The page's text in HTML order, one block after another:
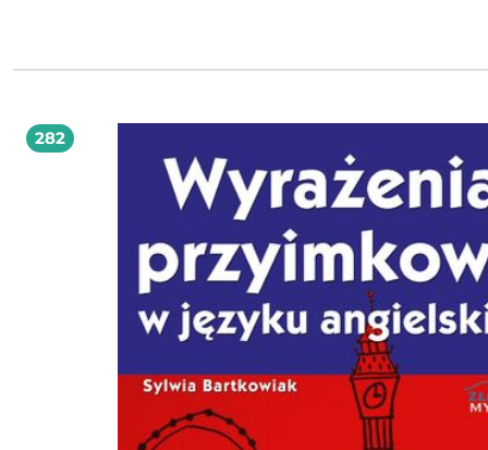
Zdobędziesz m.in. wiedzę o tym: * jak wykorzystać nieodpartą siłę pierwszego
ciebie, sprzedawco); * jak dopasować się do płci biologicznej i kulturowej klienta,
by twój sposób sprzedaży przynosił najlepsze efekty. Dowiesz się, jak zbadać i rozgryźć
zachowania klientów, by zdobyć 20% najlepiej płacących konsumentów. Chcesz
wiedzieć, co myślą twoi klienci i dzięki tej wiedzy sprzedawać im więcej i
więcej...? Zapoznaj się z publikacją "Wygraj klienta".
282